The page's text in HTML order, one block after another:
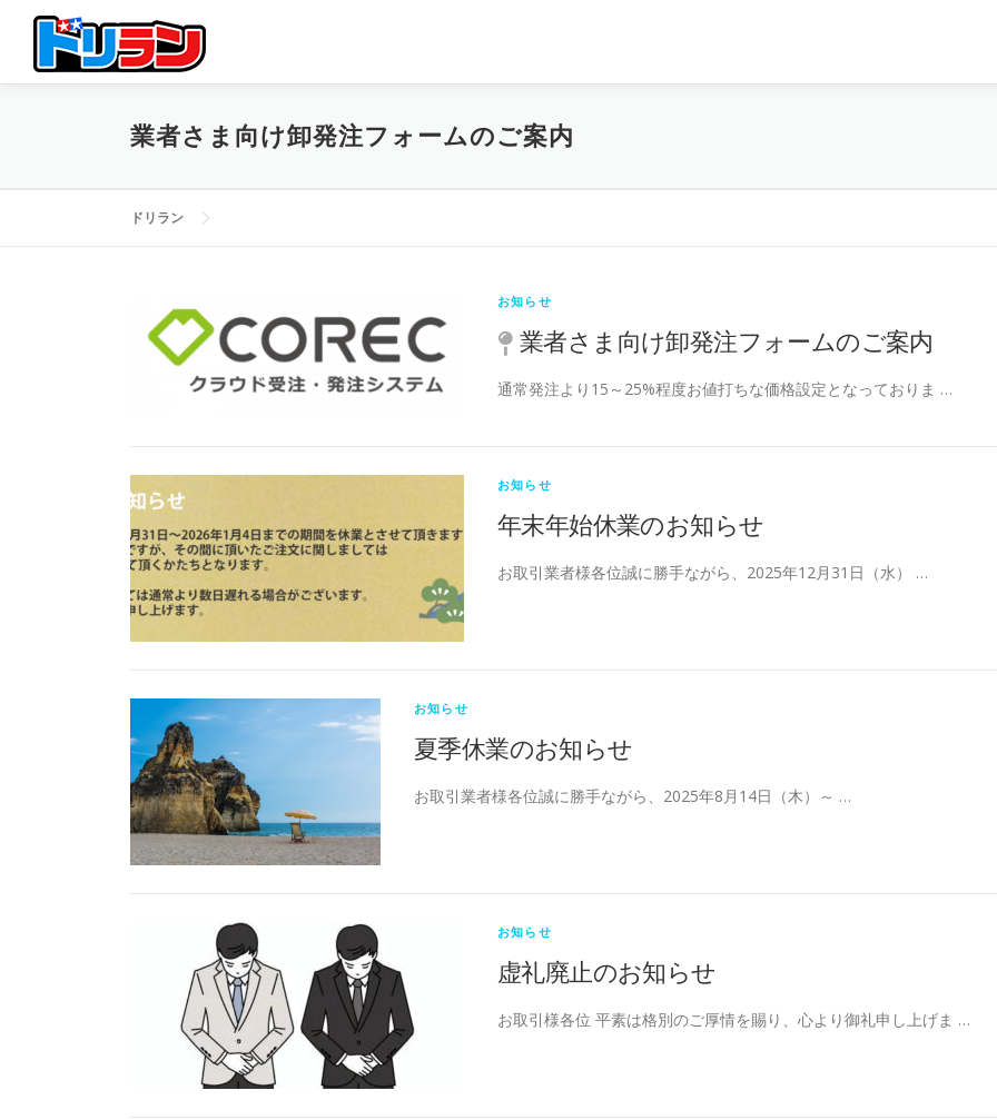
ン
業者さま向け卸発注フォームのご案内
ドリラン
お知らせ
業者さま向け卸発注フォームのご案内
通常発注より15～25%程度お値打ちな価格設定となっておりま …
お知らせ
年末年始休業のお知らせ
お取引業者様各位誠に勝手ながら、2025年12月31日（水） …
お知らせ
夏季休業のお知らせ
お取引業者様各位誠に勝手ながら、2025年8月14日（木）～ …
お知らせ
虚礼廃止のお知らせ
お取引様各位 平素は格別のご厚情を賜り、心より御礼申し上げま …